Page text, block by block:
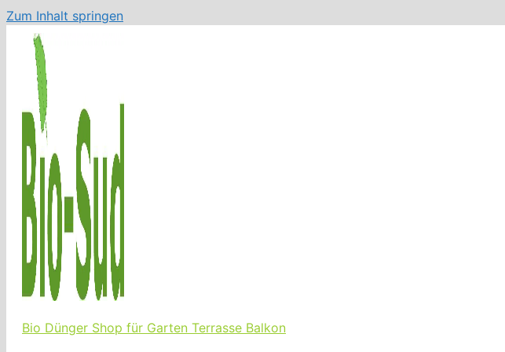
Zum Inhalt springen
Bio Dünger Shop für Garten Terrasse Balkon